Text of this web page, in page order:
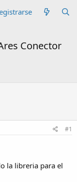
Conector
#1
la libreria para el